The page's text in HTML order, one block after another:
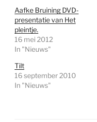
Aafke Bruining DVD-
presentatie van Het
pleintje.
16 mei 2012
In "Nieuws"
Tilt
16 september 2010
In "Nieuws"